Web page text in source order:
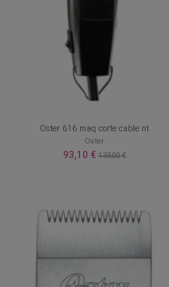
Oster 616 maq corte cable nt
Oster
93,10 €133,00 €